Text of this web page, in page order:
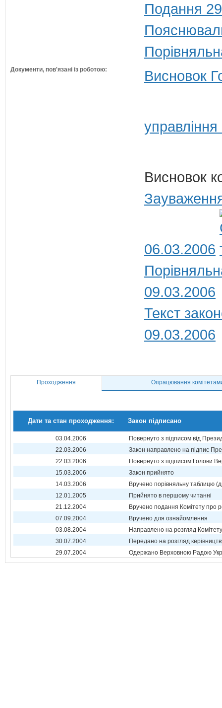
Подання
Документи, пов'язані із роботою: Висновок
Висновок
06.03.2006
09.03.2006
Текст
09.03.2006
Проходження Опрацювання
Дати та стан проходження: Закон підписано
03.04.2006
Повернуто з підписом від
22.03.2006
Закон направлено на підпис
22.03.2006
Повернуто з підписом Голови
15.03.2006
Закон прийнято
14.03.2006
Вручено порівняльну таблицю
12.01.2005
Прийнято в першому читанні
21.12.2004
Вручено подання Комітету про
07.09.2004
Вручено для ознайомлення
03.08.2004
Направлено на розгляд Комітету
30.07.2004
Передано на розгляд
29.07.2004
Одержано Верховною Радою